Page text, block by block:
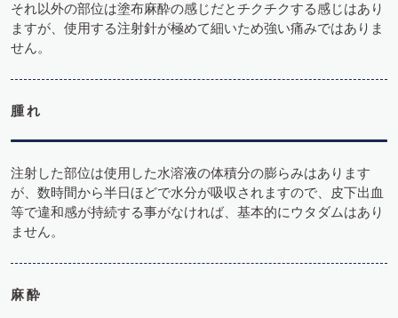
それ以外の部位は塗布麻酔の感じだとチクチクする感じはあり
ますが、使用する注射針が極めて細いため強い痛みではありま
せん。
腫れ
注射した部位は使用した水溶液の体積分の膨らみはあります
が、数時間から半日ほどで水分が吸収されますので、皮下出血
等で違和感が持続する事がなければ、基本的にウタダムはあり
ません。
麻酔